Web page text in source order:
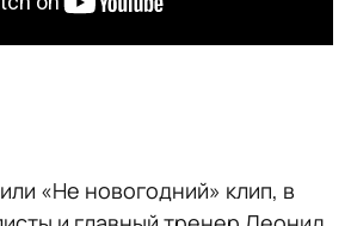
«Не новогодний» клип, в